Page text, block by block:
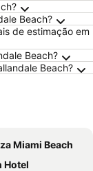
Beach?
de estimação em
Beach?
Beach?
Miami Beach
Hotel